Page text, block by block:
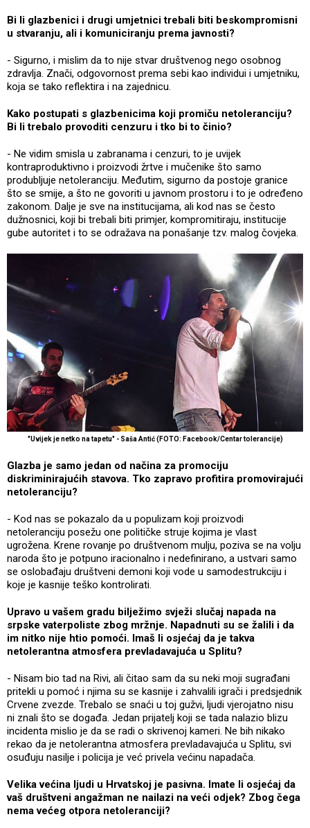
Bi li glazbenici i drugi umjetnici trebali biti beskompromisni
u stvaranju, ali i komuniciranju prema javnosti?
- Sigurno, i mislim da to nije stvar društvenog nego osobnog
zdravlja. Znači, odgovornost prema sebi kao individui i umjetniku,
koja se tako reflektira i na zajednicu.
Kako postupati s glazbenicima koji promiču netoleranciju?
Bi li trebalo provoditi cenzuru i tko bi to činio?
- Ne vidim smisla u zabranama i cenzuri, to je uvijek
kontraproduktivno i proizvodi žrtve i mučenike što samo
produbljuje netoleranciju. Međutim, sigurno da postoje granice
što se smije, a što ne govoriti u javnom prostoru i to je određeno
zakonom. Dalje je sve na institucijama, ali kod nas se često
dužnosnici, koji bi trebali biti primjer, kompromitiraju, institucije
gube autoritet i to se odražava na ponašanje tzv. malog čovjeka.
"Uvijek je netko na tapetu" - Saša Antić (FOTO: Facebook/Centar tolerancije)
Glazba je samo jedan od načina za promociju
diskriminirajućih stavova. Tko zapravo profitira promovirajući
netoleranciju?
- Kod nas se pokazalo da u populizam koji proizvodi
netoleranciju posežu one političke struje kojima je vlast
ugrožena. Krene rovanje po društvenom mulju, poziva se na volju
naroda što je potpuno iracionalno i nedefinirano, a ustvari samo
se oslobađaju društveni demoni koji vode u samodestrukciju i
koje je kasnije teško kontrolirati.
Upravo u vašem gradu bilježimo svježi slučaj napada na
srpske vaterpoliste zbog mržnje. Napadnuti su se žalili i da
im nitko nije htio pomoći. Imaš li osjećaj da je takva
netolerantna atmosfera prevladavajuća u Splitu?
- Nisam bio tad na Rivi, ali čitao sam da su neki moji sugrađani
pritekli u pomoć i njima su se kasnije i zahvalili igrači i predsjednik
Crvene zvezde. Trebalo se snaći u toj gužvi, ljudi vjerojatno nisu
ni znali što se događa. Jedan prijatelj koji se tada nalazio blizu
incidenta mislio je da se radi o skrivenoj kameri. Ne bih nikako
rekao da je netolerantna atmosfera prevladavajuća u Splitu, svi
osuđuju nasilje i policija je već privela većinu napadača.
Velika većina ljudi u Hrvatskoj je pasivna. Imate li osjećaj da
vaš društveni angažman ne nailazi na veći odjek? Zbog čega
nema većeg otpora netoleranciji?